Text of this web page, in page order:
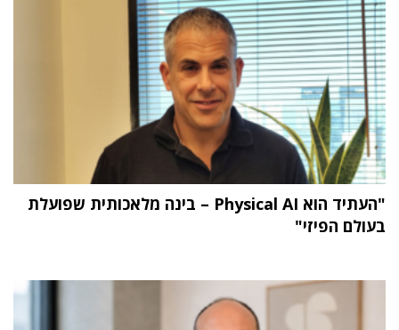
"העתיד הוא Physical AI – בינה מלאכותית שפועלת
בעולם הפיזי"